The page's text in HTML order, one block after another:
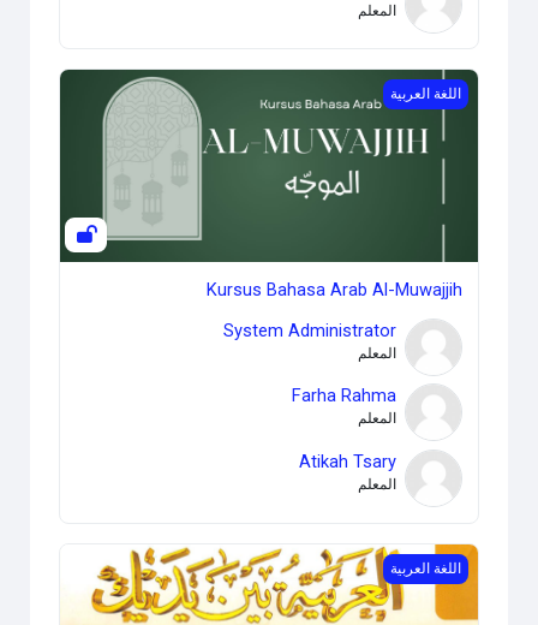
المعلم
Kursus Bahasa Arab Al-Muwajjih
اللغة العربية
Kursus Bahasa Arab Al-Muwajjih
System Administrator
المعلم
Farha Rahma
المعلم
Atikah Tsary
المعلم
Arabiyyah Bayna Yadaik 1 A
اللغة العربية